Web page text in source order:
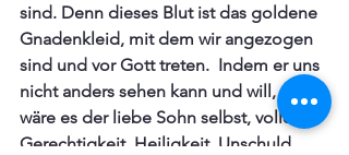
sind. Denn dieses Blut ist das goldene
Gnadenkleid, mit dem wir angezogen
sind und vor Gott treten.  Indem er uns
nicht anders sehen kann und will, als
wäre es der liebe Sohn selbst, voller
Gerechtigkeit, Heiligkeit, Unschuld.